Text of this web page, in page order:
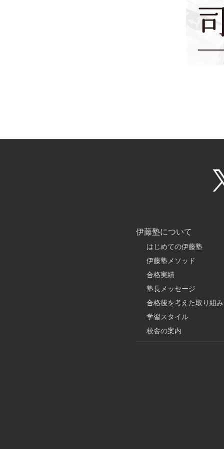
伊藤塾について
はじめての伊藤塾
伊藤塾メソッド
合格実績
塾長メッセージ
合格後を考えた取り組み
学習スタイル
校舎の案内